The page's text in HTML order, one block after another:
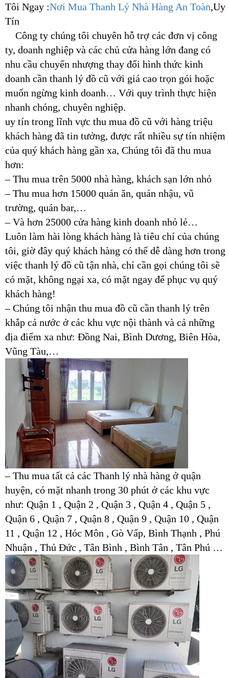
Tôi Ngay :Nơi Mua Thanh Lý Nhà Hàng An Toàn,Uy
Tín
Công ty chúng tôi chuyên hỗ trợ các đơn vị công
ty, doanh nghiệp và các chủ cửa hàng lớn đang có
nhu cầu chuyển nhượng thay đổi hình thức kinh
doanh cần thanh lý đồ cũ với giá cao trọn gói hoặc
muốn ngừng kinh doanh… Với quy trình thực hiện
nhanh chóng, chuyên nghiệp.
uy tín trong lĩnh vực thu mua đồ cũ với hàng triệu
khách hàng đã tin tưởng, được rất nhiều sự tín nhiệm
của quý khách hàng gần xa, Chúng tôi đã thu mua
hơn:
– Thu mua trên 5000 nhà hàng, khách sạn lớn nhỏ
– Thu mua hơn 15000 quán ăn, quán nhậu, vũ
trường, quán bar,…
– Và hơn 25000 cửa hàng kinh doanh nhỏ lẻ…
Luôn làm hài lòng khách hàng là tiêu chí của chúng
tôi, giờ đây quý khách hàng có thể dễ dàng hơn trong
việc thanh lý đồ cũ tận nhà, chỉ cần gọi chúng tôi sẽ
có mặt, không ngại xa, có mặt ngay để phục vụ quý
khách hàng!
– Chúng tôi nhận thu mua đồ cũ cần thanh lý trên
khắp cả nước ở các khu vực nội thành và cả những
địa điểm xa như: Đồng Nai, Bình Dương, Biên Hòa,
Vũng Tàu,…
– Thu mua tất cả các Thanh lý nhà hàng ở quận
huyện, có mặt nhanh trong 30 phút ở các khu vực
như: Quận 1 , Quận 2 , Quận 3 , Quận 4 , Quận 5 ,
Quận 6 , Quận 7 , Quận 8 , Quận 9 , Quận 10 , Quận
11 , Quận 12 , Hóc Môn , Gò Vấp, Bình Thạnh , Phú
Nhuận , Thủ Đức , Tân Bình , Bình Tân , Tân Phú …